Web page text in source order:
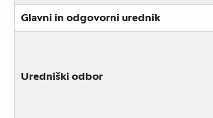
Glavni in odgovorni urednik
Uredniški odbor